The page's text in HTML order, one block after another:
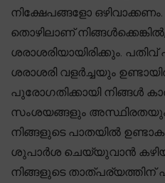
നിക്ഷേപങ്ങളോ
തൊഴിലാണ്
ശരാശരിയായിരിക്കും.
ശരാശരി വളർച്ചയും
പുരോഗതിക്കായി നിങ്ങൾ
സംശയങ്ങളും അസ്ഥിരതയും
നിങ്ങളുടെ പാതയിൽ
ശുപാർശ ചെയ്യുവാൻ
നിങ്ങളുടെ താത്പര്യത്തിന്